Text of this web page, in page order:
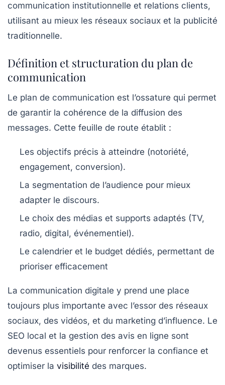
communication institutionnelle et relations clients,
utilisant au mieux les réseaux sociaux et la publicité
traditionnelle.
Définition et structuration du plan de
communication
Le plan de communication est l’ossature qui permet
de garantir la cohérence de la diffusion des
messages. Cette feuille de route établit :
Les objectifs précis à atteindre (notoriété,
engagement, conversion).
La segmentation de l’audience pour mieux
adapter le discours.
Le choix des médias et supports adaptés (TV,
radio, digital, événementiel).
Le calendrier et le budget dédiés, permettant de
prioriser efficacement
La communication digitale y prend une place
toujours plus importante avec l’essor des réseaux
sociaux, des vidéos, et du marketing d’influence. Le
SEO local et la gestion des avis en ligne sont
devenus essentiels pour renforcer la confiance et
optimiser la visibilité des marques.